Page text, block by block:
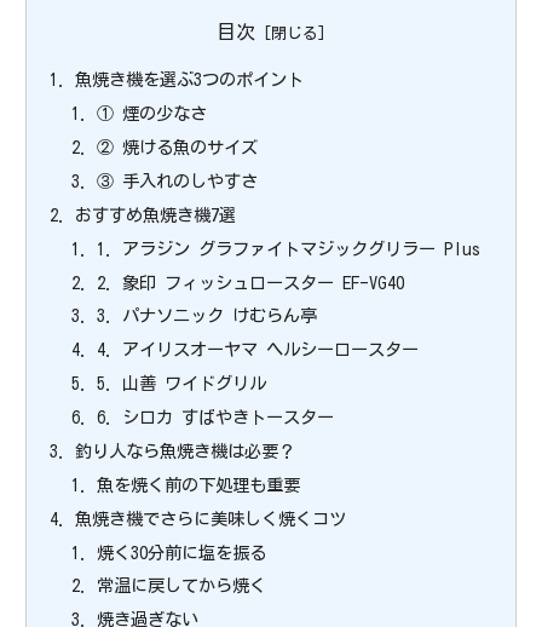
目次
魚焼き機を選ぶ3つのポイント
① 煙の少なさ
② 焼ける魚のサイズ
③ 手入れのしやすさ
おすすめ魚焼き機7選
1. アラジン グラファイトマジックグリラー Plus
2. 象印 フィッシュロースター EF-VG40
3. パナソニック けむらん亭
4. アイリスオーヤマ ヘルシーロースター
5. 山善 ワイドグリル
6. シロカ すばやきトースター
釣り人なら魚焼き機は必要？
魚を焼く前の下処理も重要
魚焼き機でさらに美味しく焼くコツ
焼く30分前に塩を振る
常温に戻してから焼く
焼き過ぎない